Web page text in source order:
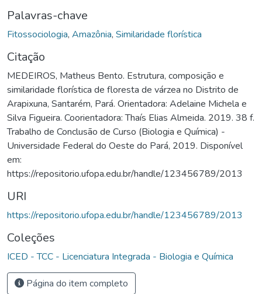
Palavras-chave
Fitossociologia, Amazônia, Similaridade florística
Citação
MEDEIROS, Matheus Bento. Estrutura, composição e
similaridade florística de floresta de várzea no Distrito de
Arapixuna, Santarém, Pará. Orientadora: Adelaine Michela e
Silva Figueira. Coorientadora: Thaís Elias Almeida. 2019. 38 f.
Trabalho de Conclusão de Curso (Biologia e Química) -
Universidade Federal do Oeste do Pará, 2019. Disponível
em:
https://repositorio.ufopa.edu.br/handle/123456789/2013
URI
https://repositorio.ufopa.edu.br/handle/123456789/2013
Coleções
ICED - TCC - Licenciatura Integrada - Biologia e Química
Página do item completo